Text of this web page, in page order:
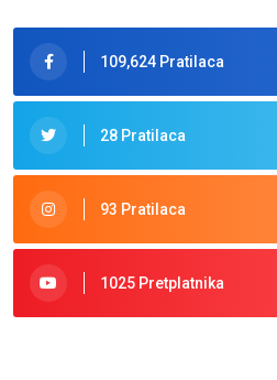
109,624 Pratilaca
28 Pratilaca
93 Pratilaca
1025 Pretplatnika